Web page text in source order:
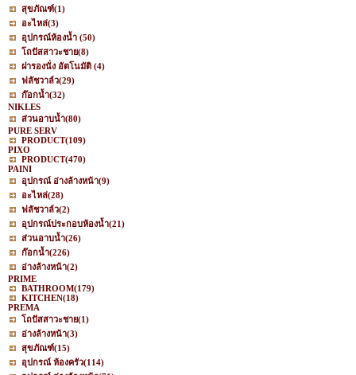
สุขภัณฑ์(1)
อะไหล่(3)
อุปกรณ์ห้องน้ำ (50)
โถปัสสาวะชาย(8)
ฝารองนั่ง อัตโนมัติ (4)
ฟลัชวาล์ว(29)
ก๊อกน้ำ(32)
NIKLES
ส่วนอาบน้ำ(80)
PURE SERV
PRODUCT(109)
PIXO
PRODUCT(470)
PAINI
อุปกรณ์ อ่างล้างหน้า(9)
อะไหล่(28)
ฟลัชวาล์ว(2)
อุปกรณ์ประกอบห้องน้ำ(21)
ส่วนอาบน้ำ(26)
ก๊อกน้ำ(226)
อ่างล้างหน้า(2)
PRIME
BATHROOM(179)
KITCHEN(18)
PREMA
โถปัสสาวะชาย(1)
อ่างล้างหน้า(3)
สุขภัณฑ์(15)
อุปกรณ์ ห้องครัว(114)